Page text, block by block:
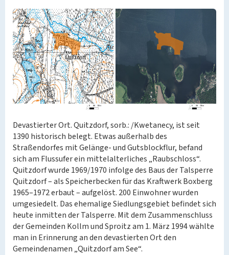
Devastierter Ort. Quitzdorf, sorb.: /Kwetanecy, ist seit
1390 historisch belegt. Etwas außerhalb des
Straßendorfes mit Gelänge- und Gutsblockflur, befand
sich am Flussufer ein mittelalterliches „Raubschloss“.
Quitzdorf wurde 1969/1970 infolge des Baus der Talsperre
Quitzdorf – als Speicherbecken für das Kraftwerk Boxberg
1965–1972 erbaut – aufgelöst. 200 Einwohner wurden
umgesiedelt. Das ehemalige Siedlungsgebiet befindet sich
heute inmitten der Talsperre. Mit dem Zusammenschluss
der Gemeinden Kollm und Sproitz am 1. März 1994 wählte
man in Erinnerung an den devastierten Ort den
Gemeindenamen „Quitzdorf am See“.